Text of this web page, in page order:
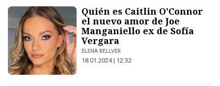
Quién es Caitlin O'Connor
el nuevo amor de Joe
Manganiello ex de Sofía
Vergara
ELENA BELLVER
18.01.2024 | 12:32